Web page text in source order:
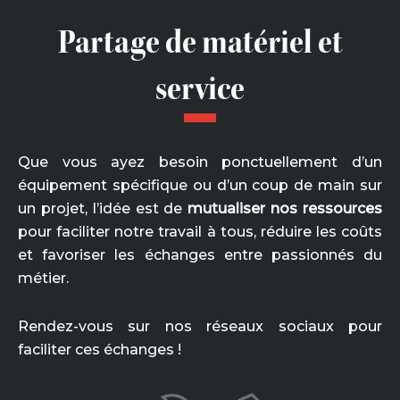
Partage de matériel et
service
Que vous ayez besoin ponctuellement d’un
équipement spécifique ou d’un coup de main sur
un projet, l’idée est de mutualiser nos ressources
pour faciliter notre travail à tous, réduire les coûts
et favoriser les échanges entre passionnés du
métier.
Rendez-vous sur nos réseaux sociaux pour
faciliter ces échanges !